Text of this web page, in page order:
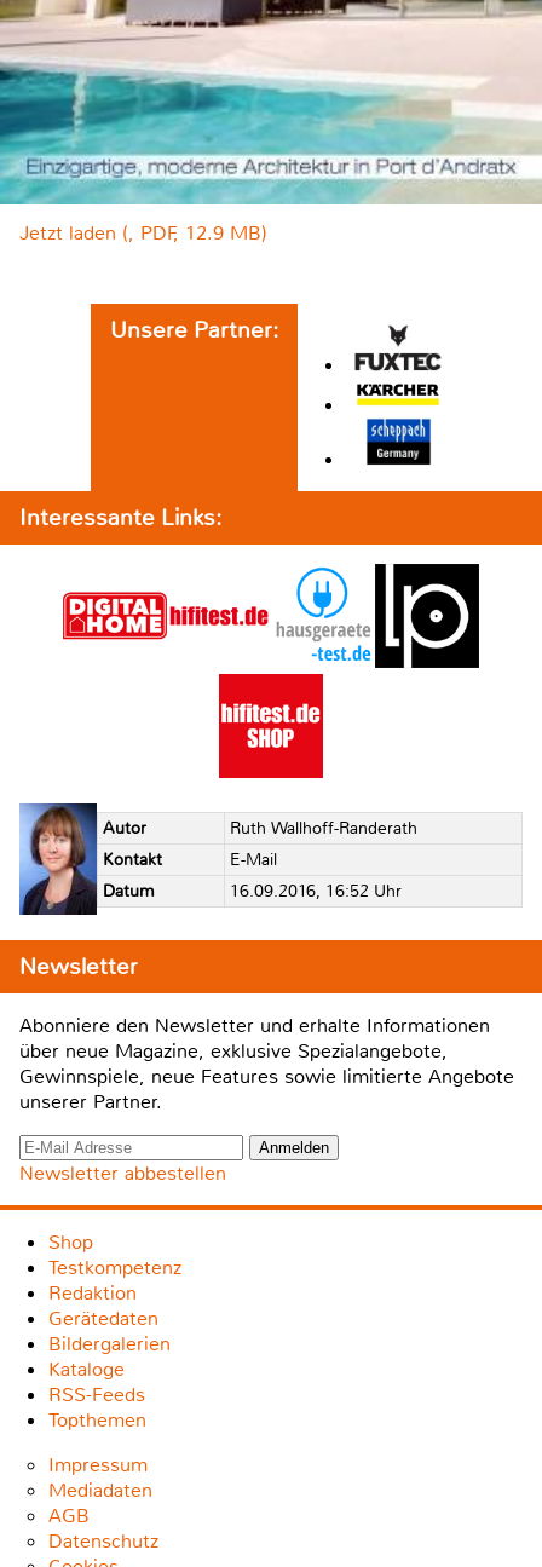
Jetzt laden (, PDF, 12.9 MB)
Unsere Partner:
Interessante Links:
Autor
Ruth Wallhoff-Randerath
Kontakt
E-Mail
Datum
16.09.2016, 16:52 Uhr
Newsletter
Abonniere den Newsletter und erhalte Informationen
über neue Magazine, exklusive Spezialangebote,
Gewinnspiele, neue Features sowie limitierte Angebote
unserer Partner.
Newsletter abbestellen
Shop
Testkompetenz
Redaktion
Gerätedaten
Bildergalerien
Kataloge
RSS-Feeds
Topthemen
Impressum
Mediadaten
AGB
Datenschutz